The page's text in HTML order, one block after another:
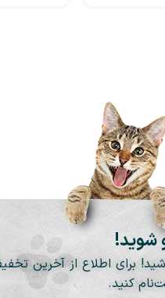
شوید!
برای اطلاع از آخرین
کنید.